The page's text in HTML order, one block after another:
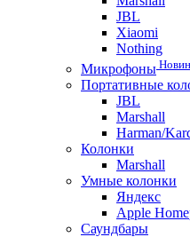
JBL
Xiaomi
Nothing
Микрофоны
Портативные
JBL
Marshall
Harman/
Колонки
Marshall
Умные колонки
Яндекс
Apple
Саундбары